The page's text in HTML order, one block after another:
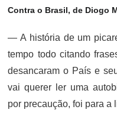
Contra o Brasil, de Diogo
— A história de um
tempo todo citando
desancaram o País e
vai querer ler uma
por precaução, foi para a